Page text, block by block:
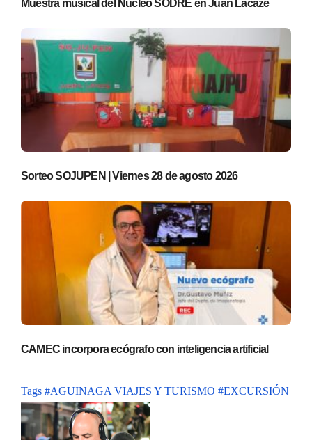
Muestra musical del Núcleo SODRE en Juan Lacaze
Sorteo SOJUPEN | Viernes 28 de agosto 2026
CAMEC incorpora ecógrafo con inteligencia artificial
Tags #AGUINAGA VIAJES Y TURISMO #EXCURSIÓN